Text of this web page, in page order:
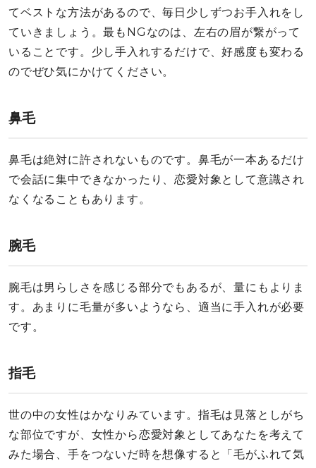
てベストな方法があるので、毎日少しずつお手入れをし
ていきましょう。最もNGなのは、左右の眉が繋がって
いることです。少し手入れするだけで、好感度も変わる
のでぜひ気にかけてください。
鼻毛
鼻毛は絶対に許されないものです。鼻毛が一本あるだけ
で会話に集中できなかったり、恋愛対象として意識され
なくなることもあります。
腕毛
腕毛は男らしさを感じる部分でもあるが、量にもよりま
す。あまりに毛量が多いようなら、適当に手入れが必要
です。
指毛
世の中の女性はかなりみています。指毛は見落としがち
な部位ですが、女性から恋愛対象としてあなたを考えて
みた場合、手をつないだ時を想像すると「毛がふれて気